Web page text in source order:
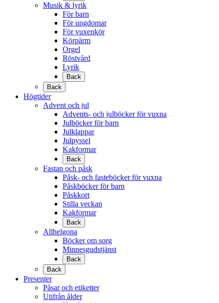
Musik & lyrik
För barn
För ungdomar
För vuxenkör
Körpärm
Orgel
Röstvård
Lyrik
Back
Back
Högtider
Advent och jul
Advents- och julböcker för vuxna
Julböcker för barn
Julklappar
Julpyssel
Kakformar
Back
Fastan och påsk
Påsk- och fasteböcker för vuxna
Påskböcker för barn
Påskkort
Stilla veckan
Kakformar
Back
Allhelgona
Böcker om sorg
Minnesgudstjänst
Back
Back
Presenter
Påsar och etiketter
Utifrån ålder